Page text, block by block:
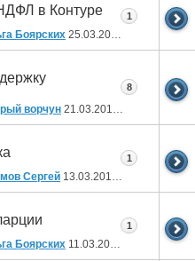
в Контуре
Боярских 25.03.2014
1
ворчун 21.03.2014 11:07
8
Сергей 13.03.2014 17:27
1
Боярских 11.03.2014
1